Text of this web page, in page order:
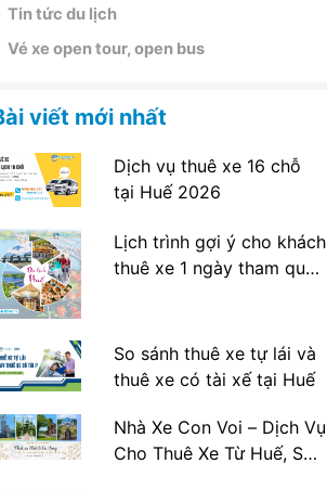
Tin tức du lịch
Vé xe open tour, open bus
viết mới nhất
Dịch vụ thuê xe 16 chỗ
tại Huế 2026
Lịch trình gợi ý cho khách
thuê xe 1 ngày tham quan
So sánh thuê xe tự lái và
thuê xe có tài xế tại Huế
Nhà Xe Con Voi – Dịch Vụ
Cho Thuê Xe Từ Huế, Sân